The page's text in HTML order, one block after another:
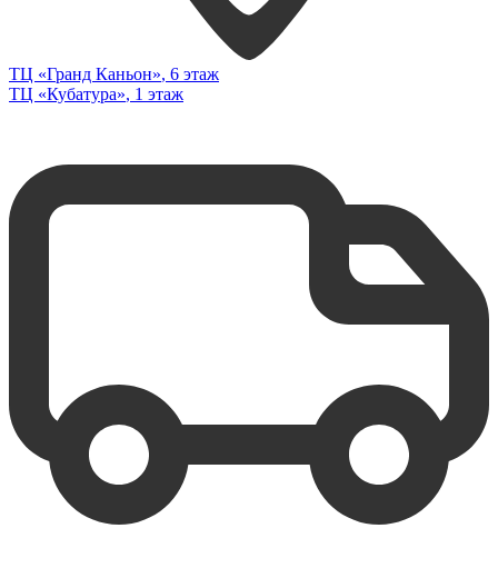
ТЦ «Гранд Каньон», 6 этаж
ТЦ «Кубатура», 1 этаж